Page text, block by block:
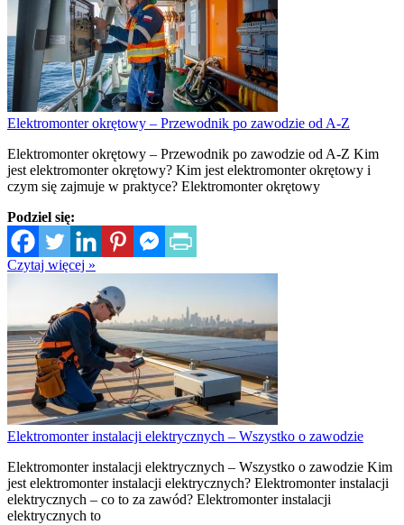
Elektromonter okrętowy – Przewodnik po zawodzie od A-Z
Elektromonter okrętowy – Przewodnik po zawodzie od A-Z Kim
jest elektromonter okrętowy? Kim jest elektromonter okrętowy i
czym się zajmuje w praktyce? Elektromonter okrętowy
Podziel się:
Czytaj więcej »
Elektromonter instalacji elektrycznych – Wszystko o zawodzie
Elektromonter instalacji elektrycznych – Wszystko o zawodzie Kim
jest elektromonter instalacji elektrycznych? Elektromonter instalacji
elektrycznych – co to za zawód? Elektromonter instalacji
elektrycznych to